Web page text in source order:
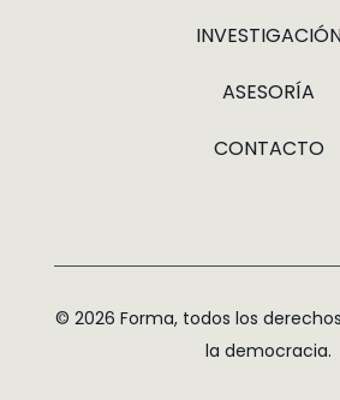
ASESORÍA
CONTACTO
© 2026 Forma, todos los
la democracia.